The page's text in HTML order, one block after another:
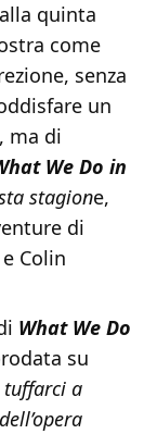
quinta
come
senza
un
ma di
We Do in
stagione,
di
Colin
What We Do
su
tuffarci a